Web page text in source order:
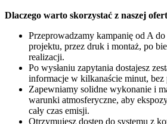
Dlaczego warto skorzystać z naszej
Przeprowadzamy kampanię od A
projektu, przez druk i montaż, po
realizacji.
Po wysłaniu zapytania dostajesz
informacje w kilkanaście minut, bez
Zapewniamy solidne wykonanie i
warunki atmosferyczne, aby
cały czas emisji.
Otrzymujesz dostęp do systemu z